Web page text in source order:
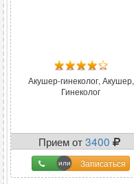
Акушер-гинеколог, Акушер,
Гинеколог
Прием от3400
Записаться